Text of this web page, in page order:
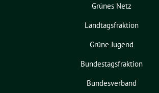
Grünes Netz
Landtagsfraktion
Grüne Jugend
Bundestagsfraktion
Bundesverband